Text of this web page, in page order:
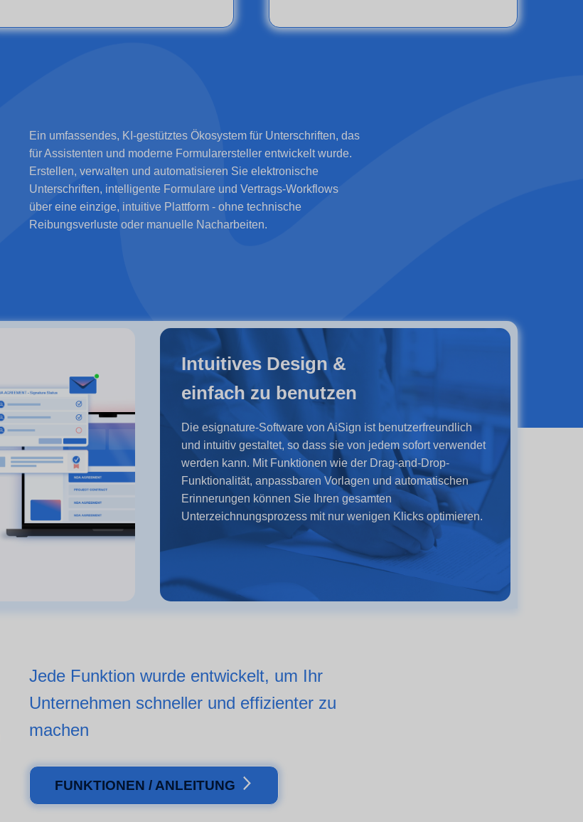
Ein umfassendes, KI-gestütztes Ökosystem für Unterschriften, das
für Assistenten und moderne Formularersteller entwickelt wurde.
Erstellen, verwalten und automatisieren Sie elektronische
Unterschriften, intelligente Formulare und Vertrags-Workflows
über eine einzige, intuitive Plattform - ohne technische
Reibungsverluste oder manuelle Nacharbeiten.
Intuitives Design &
einfach zu benutzen
Die esignature-Software von AiSign ist benutzerfreundlich
und intuitiv gestaltet, so dass sie von jedem sofort verwendet
werden kann. Mit Funktionen wie der Drag-and-Drop-
Funktionalität, anpassbaren Vorlagen und automatischen
Erinnerungen können Sie Ihren gesamten
Unterzeichnungsprozess mit nur wenigen Klicks optimieren.
Jede Funktion wurde entwickelt, um Ihr
Unternehmen schneller und effizienter zu
machen
FUNKTIONEN / ANLEITUNG